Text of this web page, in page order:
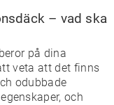
– vad ska
på dina
veta att det finns
odubbade
och